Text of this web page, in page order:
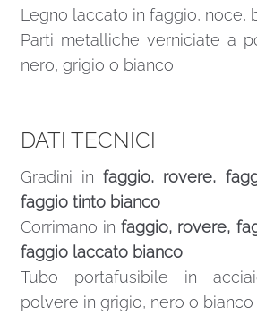
Legno laccato in faggio, noce,
Parti metalliche verniciate a
nero, grigio o bianco
DATI TECNICI
Gradini infaggio, rovere,
faggio tinto bianco
Corrimano infaggio, rovere,
faggio laccato bianco
Tubo portafusibile in
polvere in grigio, nero o bianco